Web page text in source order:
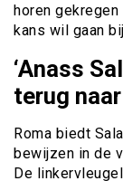
horen
kans wil gaan
‘Anass
terug
Roma biedt
bewijzen in de
De